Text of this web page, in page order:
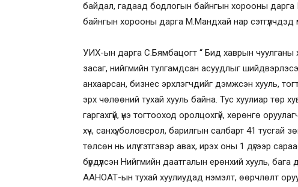
байдал, гадаад бодлогын байнгын хорооны дарга
байнгын хорооны дарга М.Мандхай нар сэтгүүлчдэд
УИХ-ын дарга С.Бямбацогт “ Бид хаврын
засаг, нийгмийн тулгамдсан асуудлыг
анхаарсан, бизнес эрхлэгчдийг дэмжсэн хууль,
эрх чөлөөний тухай хууль байна. Тус хуулиар төр
гаргахгүй, үнэ тогтооход оролцохгүй, хөрөнгө
хүч, санхүү, боловсрол, барилгын салбарт 41 тусгай
төлсөн нь илүү тэтгэвэр авах, ирэх оны 1 дүгээр
бүрдүүлсэн Нийгмийн даатгалын ерөнхий хууль,
ААНОАТ-ын тухай хуулиудад нэмэлт, өөрчлөлт